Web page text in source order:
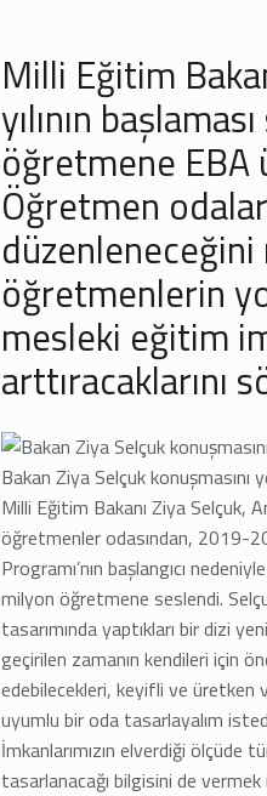
Milli Eğitim
yılının
öğretmene EBA
Öğretmen
öğretmenlerin
mesleki eğitim
arttıracaklarını
Bakan Ziya Selçuk
Milli Eğitim Bakanı Ziya Selçuk,
öğretmenler odasından, 2019-
Programı’nın başlangıcı
milyon öğretmene seslendi.
tasarımında yaptıkları bir dizi
geçirilen zamanın kendileri için
edebilecekleri, keyifli ve üretken
uyumlu bir oda tasarlayalım
İmkanlarımızın elverdiği ölçüde
tasarlanacağı bilgisini de